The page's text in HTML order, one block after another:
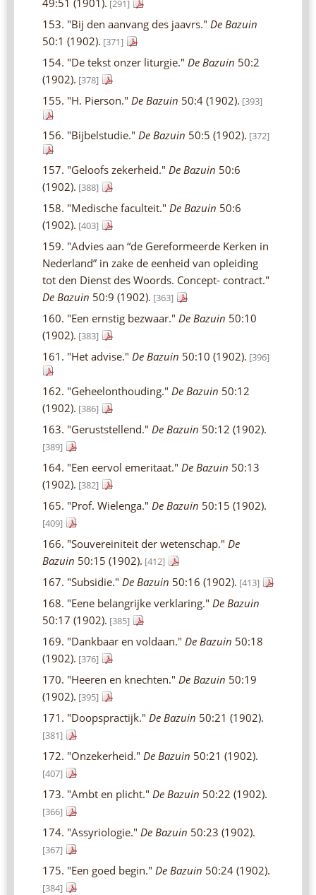
[291]
153. "Bij den aanvang des jaavrs." De Bazuin
50:1 (1902). [371]
154. "De tekst onzer liturgie." De Bazuin 50:2
(1902). [378]
155. "H. Pierson." De Bazuin 50:4 (1902). [393]
156. "Bijbelstudie." De Bazuin 50:5 (1902). [372]
157. "Geloofs zekerheid." De Bazuin 50:6
(1902). [388]
158. "Medische faculteit." De Bazuin 50:6
(1902). [403]
159. "Advies aan “de Gereformeerde Kerken in
Nederland” in zake de eenheid van opleiding
tot den Dienst des Woords. Concept- contract."
De Bazuin 50:9 (1902). [363]
160. "Een ernstig bezwaar." De Bazuin 50:10
(1902). [383]
161. "Het advise." De Bazuin 50:10 (1902). [396]
162. "Geheelonthouding." De Bazuin 50:12
(1902). [386]
163. "Geruststellend." De Bazuin 50:12 (1902).
[389]
164. "Een eervol emeritaat." De Bazuin 50:13
(1902). [382]
165. "Prof. Wielenga." De Bazuin 50:15 (1902).
[409]
166. "Souvereiniteit der wetenschap." De
Bazuin 50:15 (1902). [412]
167. "Subsidie." De Bazuin 50:16 (1902). [413]
168. "Eene belangrijke verklaring." De Bazuin
50:17 (1902). [385]
169. "Dankbaar en voldaan." De Bazuin 50:18
(1902). [376]
170. "Heeren en knechten." De Bazuin 50:19
(1902). [395]
171. "Doopspractijk." De Bazuin 50:21 (1902).
[381]
172. "Onzekerheid." De Bazuin 50:21 (1902).
[407]
173. "Ambt en plicht." De Bazuin 50:22 (1902).
[366]
174. "Assyriologie." De Bazuin 50:23 (1902).
[367]
175. "Een goed begin." De Bazuin 50:24 (1902).
[384]